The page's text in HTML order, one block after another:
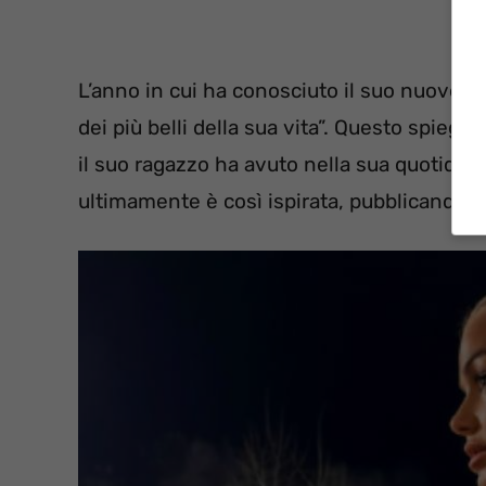
L’anno in cui ha conosciuto il suo nuovo
dei più belli della sua vita”. Questo
il suo ragazzo ha avuto nella sua
ultimamente è così ispirata, pubblicando